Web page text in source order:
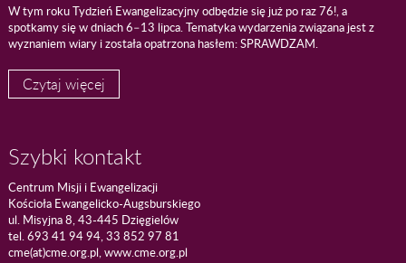
W tym roku Tydzień Ewangelizacyjny odbędzie się już po raz 76!, a
spotkamy się w dniach 6–13 lipca. Tematyka wydarzenia związana jest z
wyznaniem wiary i została opatrzona hasłem: SPRAWDZAM.
Czytaj więcej
Szybki kontakt
Centrum Misji i Ewangelizacji
Kościoła Ewangelicko-Augsburskiego
ul. Misyjna 8, 43-445 Dzięgielów
tel. 693 41 94 94, 33 852 97 81
cme(at)cme.org.pl, www.cme.org.pl